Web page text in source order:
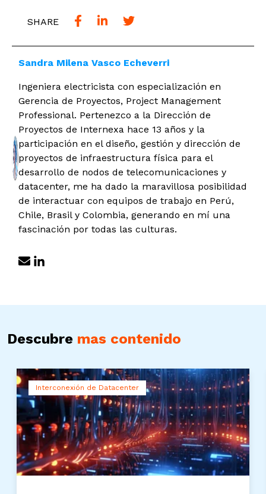
SHARE
Sandra Milena Vasco Echeverri
Ingeniera electricista con especialización en
Gerencia de Proyectos, Project Management
Professional. Pertenezco a la Dirección de
Proyectos de Internexa hace 13 años y la
participación en el diseño, gestión y dirección de
proyectos de infraestructura física para el
desarrollo de nodos de telecomunicaciones y
datacenter, me ha dado la maravillosa posibilidad
de interactuar con equipos de trabajo en Perú,
Chile, Brasil y Colombia, generando en mí una
fascinación por todas las culturas.
Descubre mas contenido
Interconexión de Datacenter